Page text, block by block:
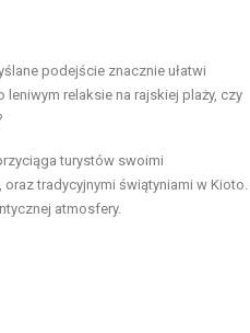
podejście znacznie ułatwi
relaksie na rajskiej plaży, czy
turystów swoimi
tradycyjnymi świątyniami w Kioto.
atmosfery.